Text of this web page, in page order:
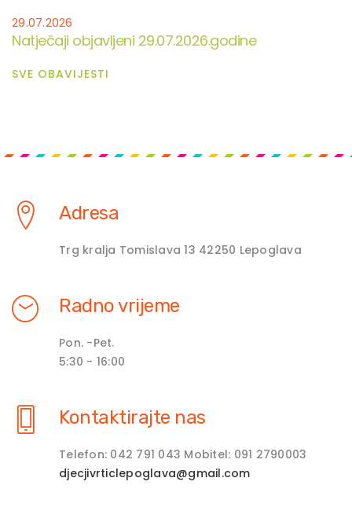
29.07.2026
Natječaji objavljeni 29.07.2026.godine
SVE OBAVIJESTI
Adresa
Trg kralja Tomislava 13 42250 Lepoglava
Radno vrijeme
Pon. -Pet.
5:30 - 16:00
Kontaktirajte nas
Telefon: 042 791 043 Mobitel: 091 2790003
djecjivrticlepoglava@gmail.com